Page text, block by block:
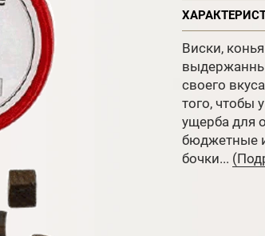
Виски,
своего
того, чтобы
ущерба для
бюджетные
бочки...